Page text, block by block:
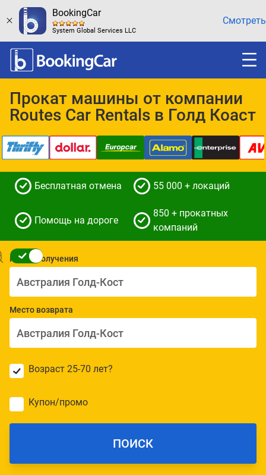
BookingCar
System Global Services LLC
Смотреть
Прокат машины от компании
Routes Car Rentals в Голд Коаст
Бесплатная отмена 55 000 + локаций
Помощь на дороге
850 + прокатных
компаний
Место получения
Место возврата
Возраст 25-70 лет?
Купон/промо
ПОИСК